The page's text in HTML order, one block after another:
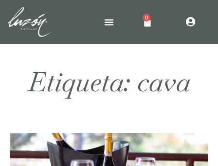
0
Etiqueta: cava